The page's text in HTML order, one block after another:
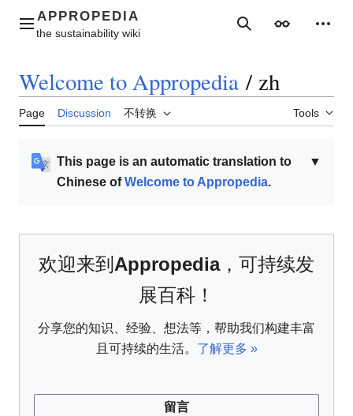
contentMain menu SearchAppearance
Welcome to Appropedia / zh
Page Discussion 不转换 Tools
▼
This page is an automatic translation to
Chinese ofWelcome to Appropedia.
欢迎来到 Appropedia，可持续发
展百科！
分享您的知识、经验、想法等，帮助我们构建丰富
且可持续的生活。 了解更多 »
留言